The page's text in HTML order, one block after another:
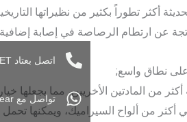
أكثر تطوراً بكثير من نظيراتها
عن ارتطام الرصاصة في إصابة
نطاق واسع;
أكثر من المادتين الأخريين، مما يجعلها
أكثر من ألواح السيراميك، ويمكنها
اتصل بعتاد AET
تواصل مع AET Gear على واتساب